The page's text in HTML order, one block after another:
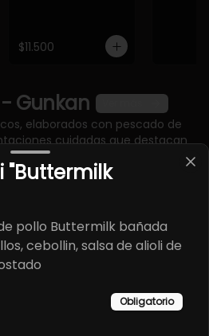
$11.500
Gunkan
elaborados con pescado de
cuidadas que destacan
"Buttermilk
pollo Buttermilk bañada
cebollin, salsa de alioli de
Obligatorio